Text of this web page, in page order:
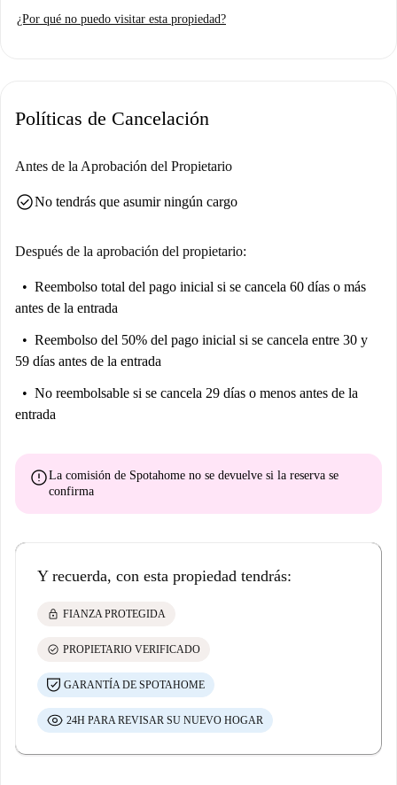
¿Por qué no puedo visitar esta propiedad?
Políticas de Cancelación
Antes de la Aprobación del Propietario
check_circleNo tendrás que asumir ningún cargo
Después de la aprobación del propietario:
Reembolso total del pago inicial si se cancela 60 días o más
antes de la entrada
Reembolso del 50% del pago inicial si se cancela entre 30 y
59 días antes de la entrada
No reembolsable si se cancela 29 días o menos antes de la
entrada
errorLa comisión de Spotahome no se devuelve si la reserva se
confirma
Y recuerda, con esta propiedad tendrás:
lock FIANZA PROTEGIDA
check_circle PROPIETARIO VERIFICADO
GARANTÍA DE SPOTAHOME
24H PARA REVISAR SU NUEVO HOGAR